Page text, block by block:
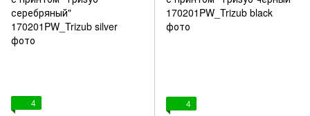
4 4